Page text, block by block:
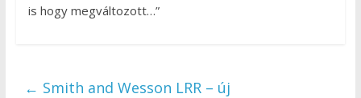
is hogy megváltozott…”
← Smith and Wesson LRR – új